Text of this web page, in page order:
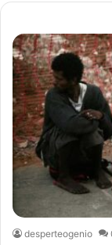
desperteogenio